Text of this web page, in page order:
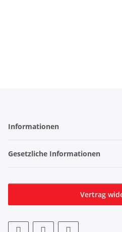
Informationen
Gesetzliche Informationen
Vertrag